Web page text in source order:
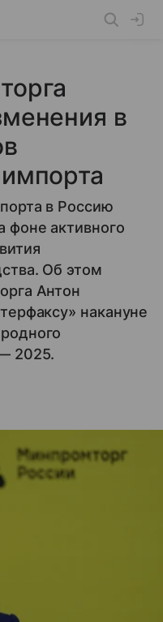
в
в Россию
фоне активного
Об этом
Антон
накануне
2025.